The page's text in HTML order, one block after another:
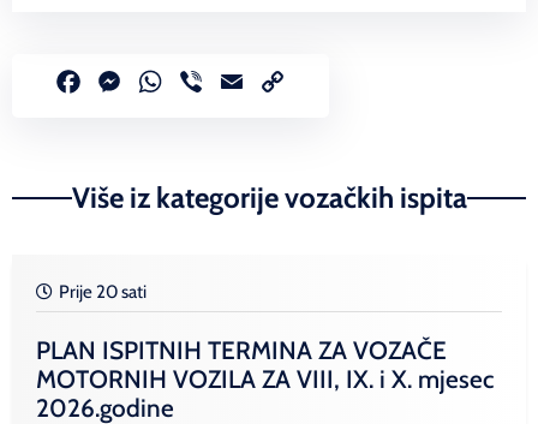
FacebookMessenger
WhatsApp
Viber Email
Više iz kategorije vozačkih ispita
Prije 20 sati
PLAN ISPITNIH TERMINA ZA VOZAČE
MOTORNIH VOZILA ZA VIII, IX. i X. mjesec
2026.godine